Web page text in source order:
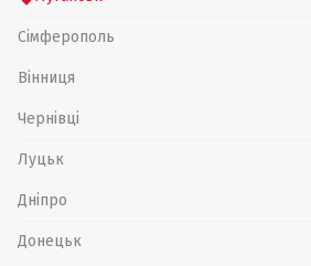
Сімферополь
Вінниця
Чернівці
Луцьк
Дніпро
Донецьк